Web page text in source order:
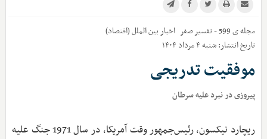
مجله ی 599 - تفسیر صفر اخباربین الملل (اقتصاد)
تاریخ انتشار:شنبه ۴ مرداد ۱۴۰۴
موفقیت تدریجی
پیروزی در نبرد علیه سرطان
ریچارد نیکسون، رئیس‌جمهور وقت آمریکا، در سال 1971 جنگ علیه